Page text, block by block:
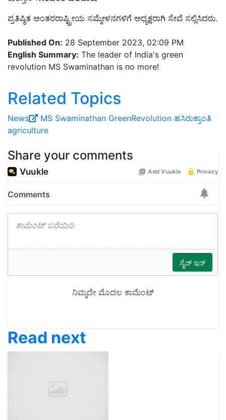
ಪ್ರತಿಷ್ಠಿತ ಅಂತರರಾಷ್ಟ್ರೀಯ ಸಮ್ಮೇಳನಗಳಿಗೆ ಅಧ್ಯಕ್ಷರಾಗಿ ಸೇವೆ ಸಲ್ಲಿಸಿದರು.
Published On: 28 September 2023, 02:09 PM
English Summary: The leader of India's green
revolution MS Swaminathan is no more!
Related Topics
News MS Swaminathan GreenRevolution ಹಸಿರುಕ್ರಾಂತಿ
agriculture
Share your comments
Read next